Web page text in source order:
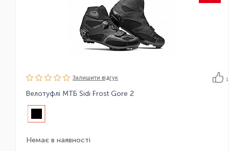
Залишити вiдгук 1
Велотуфлі МТБ Sidi Frost Gore 2
Немає в наявності